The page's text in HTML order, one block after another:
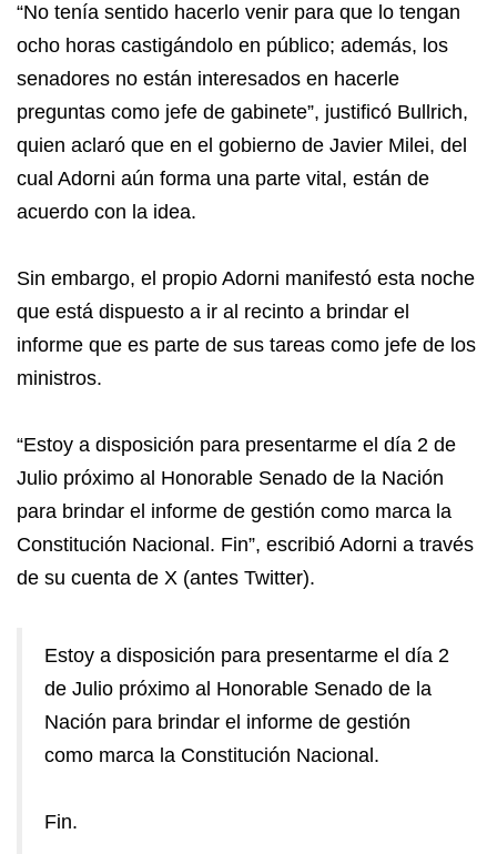
“No tenía sentido hacerlo venir para que lo tengan
ocho horas castigándolo en público; además, los
senadores no están interesados en hacerle
preguntas como jefe de gabinete”, justificó Bullrich,
quien aclaró que en el gobierno de Javier Milei, del
cual Adorni aún forma una parte vital, están de
acuerdo con la idea.
Sin embargo, el propio Adorni manifestó esta noche
que está dispuesto a ir al recinto a brindar el
informe que es parte de sus tareas como jefe de los
ministros.
“Estoy a disposición para presentarme el día 2 de
Julio próximo al Honorable Senado de la Nación
para brindar el informe de gestión como marca la
Constitución Nacional. Fin”, escribió Adorni a través
de su cuenta de X (antes Twitter).
Estoy a disposición para presentarme el día 2
de Julio próximo al Honorable Senado de la
Nación para brindar el informe de gestión
como marca la Constitución Nacional.
Fin.